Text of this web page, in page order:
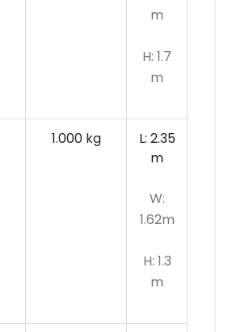
m
H: 1.7
m
1.000 kg
L: 2.35
m
W:
1.62m
H: 1.3
m